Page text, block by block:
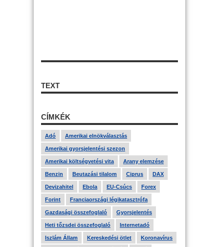
TEXT
CÍMKÉK
Adó Amerikai elnökválasztás
Amerikai gyorsjelentési szezon
Amerikai költségvetési vita Arany elemzése
Benzin Beutazási tilalom Ciprus DAX
Devizahitel Ebola EU-Csúcs Forex
Forint Franciaországi légikatasztrófa
Gazdasági összefoglaló Gyorsjelentés
Heti tőzsdei összefoglaló Internetadó
Iszlám Állam Kereskedési ötlet Koronavírus